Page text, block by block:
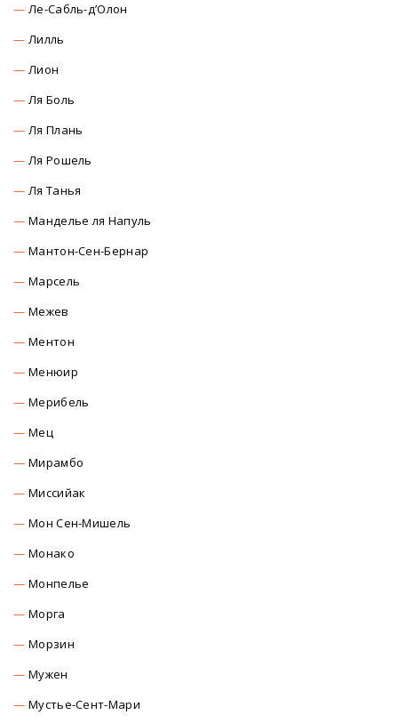
Ле-Сабль-д’Олон
Лилль
Лион
Ля Боль
Ля Плань
Ля Рошель
Ля Танья
Манделье ля Напуль
Мантон-Сен-Бернар
Марсель
Межев
Ментон
Менюир
Мерибель
Мец
Мирамбо
Миссийак
Мон Сен-Мишель
Монако
Монпелье
Морга
Морзин
Мужен
Мустье-Сент-Мари